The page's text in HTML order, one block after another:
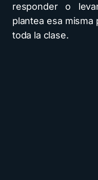
responder o
plantea esa misma
toda la clase.